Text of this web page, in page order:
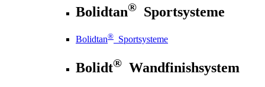
Bolidtan® Sportsysteme
Bolidtan® Sportsysteme
Bolidt® Wandfinishsystem